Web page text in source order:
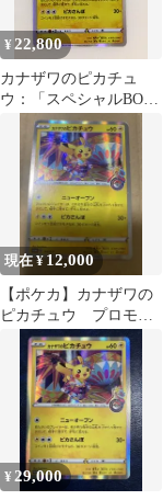
¥22,800
カナザワのピカチュ
ウ：「スペシャルBOX
ポケモンセンターカナ
ザワオープン記念」
現在 ¥ 12,000
【ポケカ】カナザワの
ピカチュウ プロモカ
ード
¥ 29,000